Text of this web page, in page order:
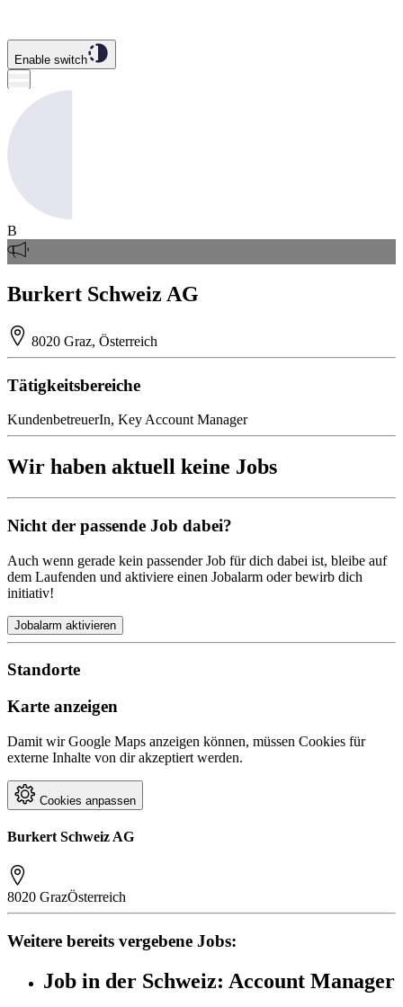
Enable switch
B
Burkert Schweiz AG
8020 Graz, Österreich
Tätigkeitsbereiche
KundenbetreuerIn, Key Account Manager
Wir haben aktuell keine Jobs
Nicht der passende Job dabei?
Auch wenn gerade kein passender Job für dich dabei ist, bleibe auf
dem Laufenden und aktiviere einen Jobalarm oder bewirb dich
initiativ!
Jobalarm aktivieren
Standorte
Karte anzeigen
Damit wir Google Maps anzeigen können, müssen Cookies für
externe Inhalte von dir akzeptiert werden.
Cookies anpassen
Burkert Schweiz AG
8020 GrazÖsterreich
Weitere bereits vergebene Jobs:
Job in der Schweiz: Account Manager